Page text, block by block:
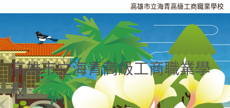
高雄市立海青高級工商職業學校
高雄市立海青高級工商職業學
校